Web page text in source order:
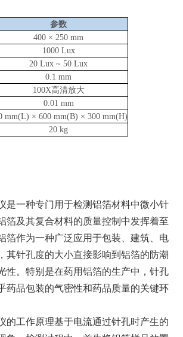
参数
400 × 250 mm
1000 Lux
20 Lux~50 Lux
0.1 mm
100X高清放大
0.01 mm
mm(L) × 600 mm(B) × 300 mm(H)
20 kg
是一种专门用于检测铝箔材料中微小针
箔及其复合材料的质量控制中发挥着至
箔作为一种广泛应用于包装、建筑、电
其针孔度的大小直接影响到铝箔的防潮
性。特别是在药用铝箔的生产中，针孔
药品包装的气密性和药品质量的关键环
的工作原理基于电流通过针孔时产生的